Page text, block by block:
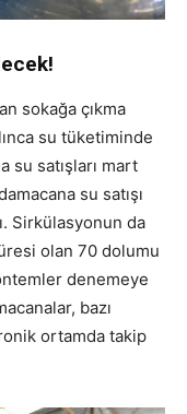
sokağa çıkma
su tüketiminde
su satışları mart
su satışı
Sirkülasyonun da
olan 70 dolumu
denemeye
bazı
ortamda takip